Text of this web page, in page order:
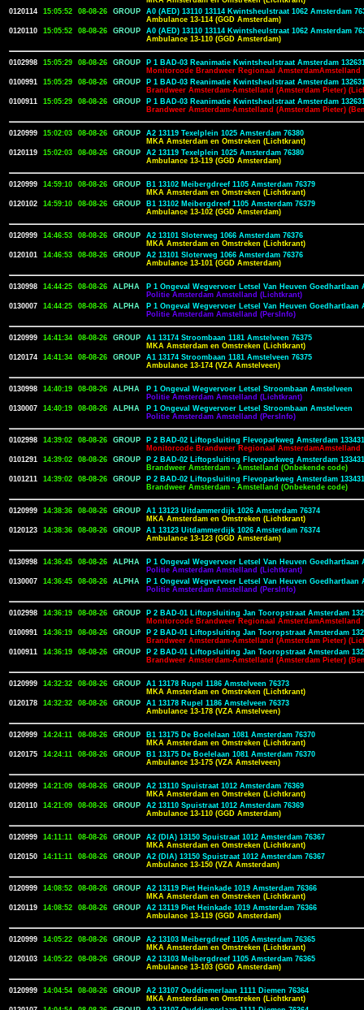
0120114
15:05:52 08-08-26 GROUP
A0 (AED) 13110 13114 Kwintsheulstraat 1062 Amsterdam
Ambulance 13-114 (GGD Amsterdam)
0120110
15:05:52 08-08-26 GROUP
A0 (AED) 13110 13114 Kwintsheulstraat 1062 Amsterdam
Ambulance 13-110 (GGD Amsterdam)
0102998 15:05:29 08-08-26 GROUP
P 1 BAD-03 Reanimatie Kwintsheulstraat Amsterdam
Monitorcode Brandweer Regionaal AmsterdamAmstelland
0100991
15:05:29 08-08-26 GROUP
P 1 BAD-03 Reanimatie Kwintsheulstraat Amsterdam
Brandweer Amsterdam-Amstelland (Amsterdam Pieter)
0100911
15:05:29 08-08-26 GROUP
P 1 BAD-03 Reanimatie Kwintsheulstraat Amsterdam
Brandweer Amsterdam-Amstelland (Amsterdam Pieter)
0120999 15:02:03 08-08-26 GROUP
A2 13119 Texelplein 1025 Amsterdam 76380
MKA Amsterdam en Omstreken (Lichtkrant)
0120119
15:02:03 08-08-26 GROUP
A2 13119 Texelplein 1025 Amsterdam 76380
Ambulance 13-119 (GGD Amsterdam)
0120999 14:59:10 08-08-26 GROUP
B1 13102 Meibergdreef 1105 Amsterdam 76379
MKA Amsterdam en Omstreken (Lichtkrant)
0120102
14:59:10 08-08-26 GROUP
B1 13102 Meibergdreef 1105 Amsterdam 76379
Ambulance 13-102 (GGD Amsterdam)
0120999 14:46:53 08-08-26 GROUP
A2 13101 Sloterweg 1066 Amsterdam 76376
MKA Amsterdam en Omstreken (Lichtkrant)
0120101
14:46:53 08-08-26 GROUP
A2 13101 Sloterweg 1066 Amsterdam 76376
Ambulance 13-101 (GGD Amsterdam)
0130998 14:44:25 08-08-26 ALPHA
P 1 Ongeval Wegvervoer Letsel Van Heuven Goedhartlaan
Politie Amsterdam Amstelland (Lichtkrant)
0130007
14:44:25 08-08-26 ALPHA
P 1 Ongeval Wegvervoer Letsel Van Heuven Goedhartlaan
Politie Amsterdam Amstelland (PersInfo)
0120999 14:41:34 08-08-26 GROUP
A1 13174 Stroombaan 1181 Amstelveen 76375
MKA Amsterdam en Omstreken (Lichtkrant)
0120174
14:41:34 08-08-26 GROUP
A1 13174 Stroombaan 1181 Amstelveen 76375
Ambulance 13-174 (VZA Amstelveen)
0130998 14:40:19 08-08-26 ALPHA
P 1 Ongeval Wegvervoer Letsel Stroombaan Amstelveen
Politie Amsterdam Amstelland (Lichtkrant)
0130007
14:40:19 08-08-26 ALPHA
P 1 Ongeval Wegvervoer Letsel Stroombaan Amstelveen
Politie Amsterdam Amstelland (PersInfo)
0102998 14:39:02 08-08-26 GROUP
P 2 BAD-02 Liftopsluiting Flevoparkweg Amsterdam 133431
Monitorcode Brandweer Regionaal AmsterdamAmstelland
0101291
14:39:02 08-08-26 GROUP
P 2 BAD-02 Liftopsluiting Flevoparkweg Amsterdam 133431
Brandweer Amsterdam - Amstelland (Onbekende code)
0101211
14:39:02 08-08-26 GROUP
P 2 BAD-02 Liftopsluiting Flevoparkweg Amsterdam 133431
Brandweer Amsterdam - Amstelland (Onbekende code)
0120999 14:38:36 08-08-26 GROUP
A1 13123 Uitdammerdijk 1026 Amsterdam 76374
MKA Amsterdam en Omstreken (Lichtkrant)
0120123
14:38:36 08-08-26 GROUP
A1 13123 Uitdammerdijk 1026 Amsterdam 76374
Ambulance 13-123 (GGD Amsterdam)
0130998 14:36:45 08-08-26 ALPHA
P 1 Ongeval Wegvervoer Letsel Van Heuven Goedhartlaan
Politie Amsterdam Amstelland (Lichtkrant)
0130007
14:36:45 08-08-26 ALPHA
P 1 Ongeval Wegvervoer Letsel Van Heuven Goedhartlaan
Politie Amsterdam Amstelland (PersInfo)
0102998 14:36:19 08-08-26 GROUP
P 2 BAD-01 Liftopsluiting Jan Tooropstraat Amsterdam
Monitorcode Brandweer Regionaal AmsterdamAmstelland
0100991
14:36:19 08-08-26 GROUP
P 2 BAD-01 Liftopsluiting Jan Tooropstraat Amsterdam
Brandweer Amsterdam-Amstelland (Amsterdam Pieter)
0100911
14:36:19 08-08-26 GROUP
P 2 BAD-01 Liftopsluiting Jan Tooropstraat Amsterdam
Brandweer Amsterdam-Amstelland (Amsterdam Pieter)
0120999 14:32:32 08-08-26 GROUP
A1 13178 Rupel 1186 Amstelveen 76373
MKA Amsterdam en Omstreken (Lichtkrant)
0120178
14:32:32 08-08-26 GROUP
A1 13178 Rupel 1186 Amstelveen 76373
Ambulance 13-178 (VZA Amstelveen)
0120999 14:24:11 08-08-26 GROUP
B1 13175 De Boelelaan 1081 Amsterdam 76370
MKA Amsterdam en Omstreken (Lichtkrant)
0120175
14:24:11 08-08-26 GROUP
B1 13175 De Boelelaan 1081 Amsterdam 76370
Ambulance 13-175 (VZA Amstelveen)
0120999 14:21:09 08-08-26 GROUP
A2 13110 Spuistraat 1012 Amsterdam 76369
MKA Amsterdam en Omstreken (Lichtkrant)
0120110
14:21:09 08-08-26 GROUP
A2 13110 Spuistraat 1012 Amsterdam 76369
Ambulance 13-110 (GGD Amsterdam)
0120999 14:11:11 08-08-26 GROUP
A2 (DIA) 13150 Spuistraat 1012 Amsterdam 76367
MKA Amsterdam en Omstreken (Lichtkrant)
0120150
14:11:11 08-08-26 GROUP
A2 (DIA) 13150 Spuistraat 1012 Amsterdam 76367
Ambulance 13-150 (VZA Amsterdam)
0120999 14:08:52 08-08-26 GROUP
A2 13119 Piet Heinkade 1019 Amsterdam 76366
MKA Amsterdam en Omstreken (Lichtkrant)
0120119
14:08:52 08-08-26 GROUP
A2 13119 Piet Heinkade 1019 Amsterdam 76366
Ambulance 13-119 (GGD Amsterdam)
0120999 14:05:22 08-08-26 GROUP
A2 13103 Meibergdreef 1105 Amsterdam 76365
MKA Amsterdam en Omstreken (Lichtkrant)
0120103
14:05:22 08-08-26 GROUP
A2 13103 Meibergdreef 1105 Amsterdam 76365
Ambulance 13-103 (GGD Amsterdam)
0120999 14:04:54 08-08-26 GROUP
A2 13107 Ouddiemerlaan 1111 Diemen 76364
MKA Amsterdam en Omstreken (Lichtkrant)